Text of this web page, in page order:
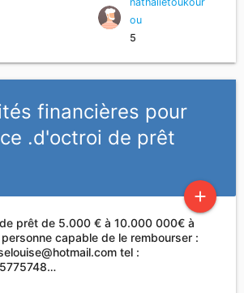
ou
5
financières pour
.d'octroi de prêt
add
prêt de 5.000 € à 10.000 000€ à
capable de le rembourser :
tel :